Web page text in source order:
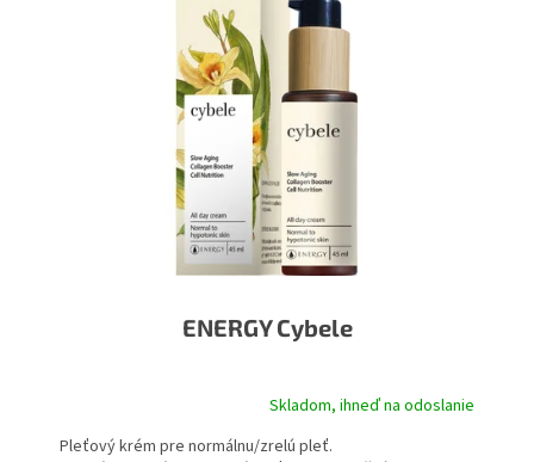
ENERGY Cybele
Skladom, ihneď na odoslanie
Pleťový krém pre normálnu/zrelú pleť.